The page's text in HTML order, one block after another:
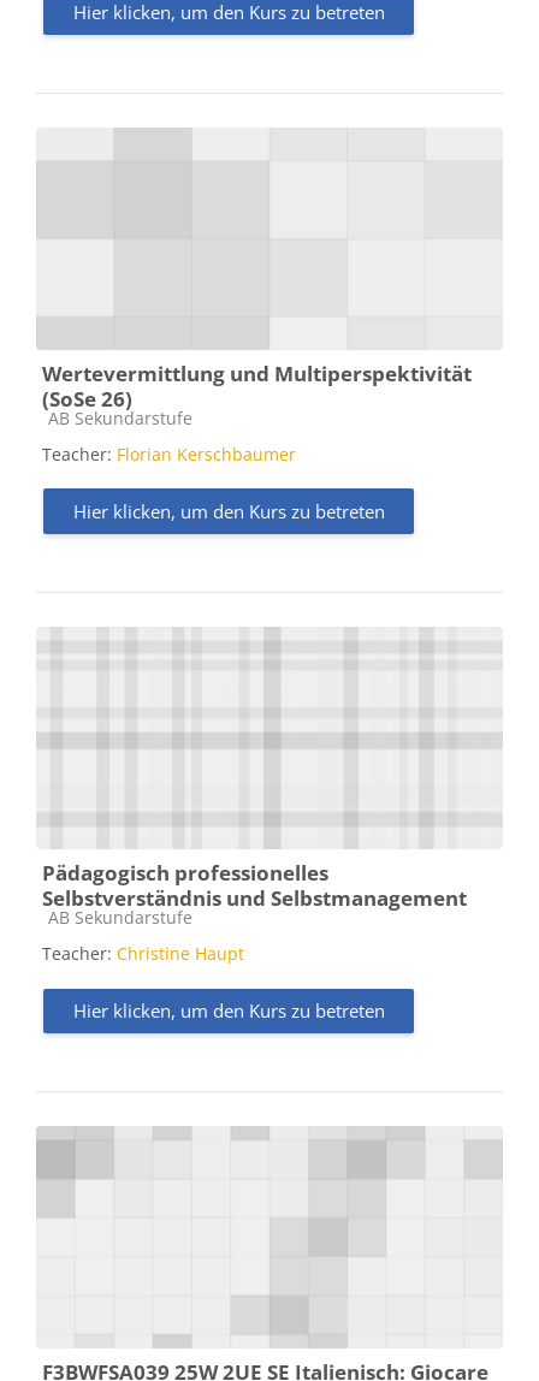
Hier klicken, um den Kurs zu betreten
Wertevermittlung und Multiperspektivität
(SoSe 26)
Kursbereich
AB Sekundarstufe
Teacher: Florian Kerschbaumer
Hier klicken, um den Kurs zu betreten
Pädagogisch professionelles
Selbstverständnis und Selbstmanagement
Kursbereich
AB Sekundarstufe
Teacher: Christine Haupt
Hier klicken, um den Kurs zu betreten
F3BWFSA039 25W 2UE SE Italienisch: Giocare